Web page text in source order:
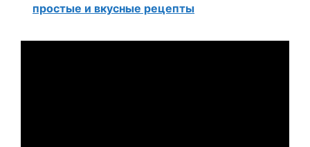
простые и вкусные рецепты